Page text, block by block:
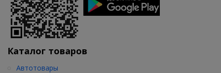
Каталог товаров
Автотовары